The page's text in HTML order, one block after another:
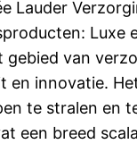
Lauder
Luxe
gebied van
en innovatie.
te stralen en
een breed